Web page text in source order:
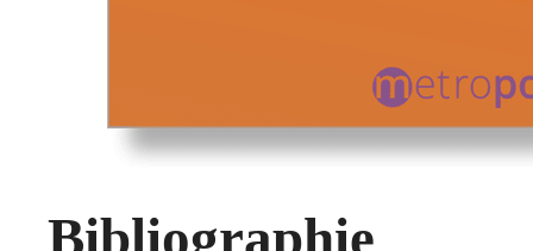
Bibliographie